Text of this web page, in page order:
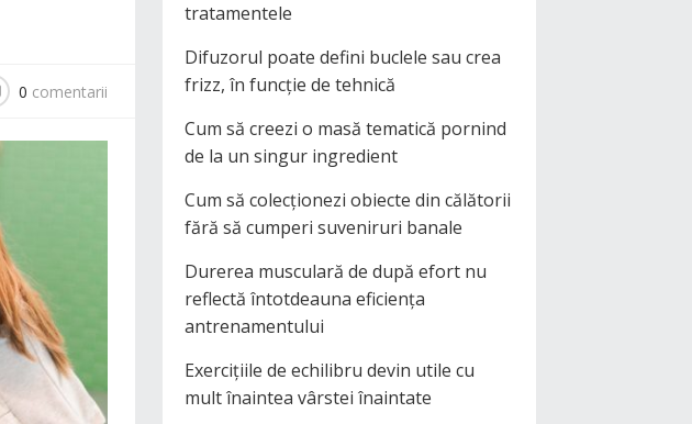
0 comentarii
tratamentele
Difuzorul poate defini buclele sau crea
frizz, în funcție de tehnică
Cum să creezi o masă tematică pornind
de la un singur ingredient
Cum să colecționezi obiecte din călătorii
fără să cumperi suveniruri banale
Durerea musculară de după efort nu
reflectă întotdeauna eficiența
antrenamentului
Exercițiile de echilibru devin utile cu
mult înaintea vârstei înaintate